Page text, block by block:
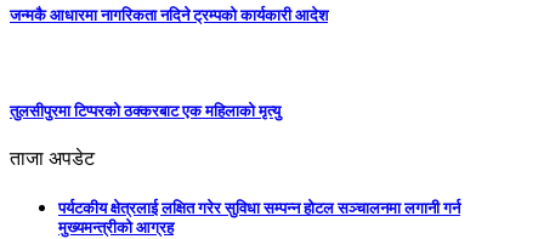
जन्मकै आधारमा नागरिकता नदिने ट्रम्पको कार्यकारी आदेश
तुलसीपुरमा टिप्परको ठक्करबाट एक महिलाको मृत्यु
ताजा अपडेट
पर्यटकीय क्षेत्रलाई लक्षित गरेर सुविधा सम्पन्न होटल सञ्चालनमा लगानी गर्न
मुख्यमन्त्रीको आग्रह